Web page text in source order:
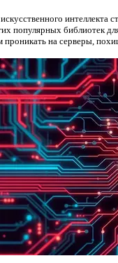
интеллекта
популярных
проникать на серверы,